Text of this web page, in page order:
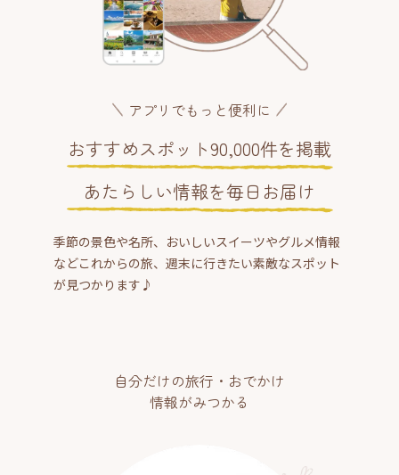
アプリでもっと便利に
おすすめスポット90,000件を掲載
あたらしい情報を毎日お届け
季節の景色や名所、おいしいスイーツやグルメ情報
などこれからの旅、週末に行きたい素敵なスポット
が見つかります♪
自分だけの旅行・おでかけ
情報がみつかる